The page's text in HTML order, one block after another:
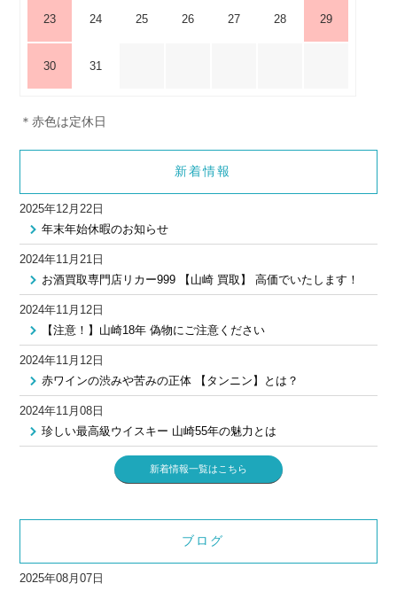
23 24 25 26 27 28 29
30 31
＊赤色は定休日
新着情報
2025年12月22日
年末年始休暇のお知らせ
2024年11月21日
お酒買取専門店リカー999 【山崎 買取】 高価でいたします！
2024年11月12日
【注意！】山崎18年 偽物にご注意ください
2024年11月12日
赤ワインの渋みや苦みの正体 【タンニン】とは？
2024年11月08日
珍しい最高級ウイスキー 山崎55年の魅力とは
新着情報一覧はこちら
ブログ
2025年08月07日